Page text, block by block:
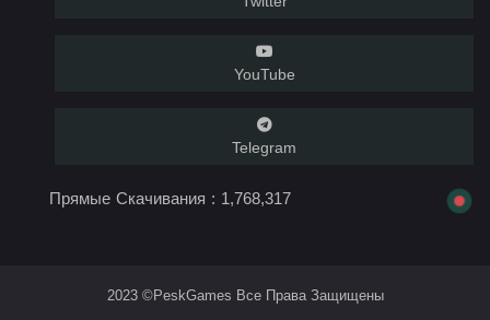
YouTube
Telegram
Прямые Скачивания : 1,768,317
2023 ©PeskGames Все Права Защищены